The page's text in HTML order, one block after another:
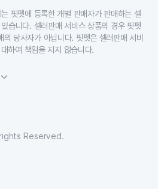
핏펫에 등록한 개별 판매자가 판매하는 셀
습니다. 셀러판매 서비스 상품의 경우 핏펫
당사자가 아닙니다. 핏펫은 셀러판매 서비
하여 책임을 지지 않습니다.
Reserved.